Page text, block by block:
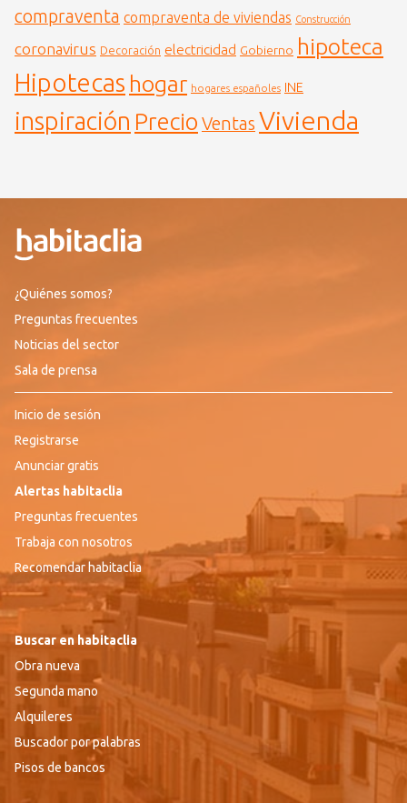
compraventa compraventa de viviendas Construcción
coronavirus Decoración electricidad Gobierno hipoteca
Hipotecas hogar hogares españoles INE
inspiración Precio Ventas Vivienda
¿Quiénes somos?
Preguntas frecuentes
Noticias del sector
Sala de prensa
Inicio de sesión
Registrarse
Anunciar gratis
Alertas habitaclia
Preguntas frecuentes
Trabaja con nosotros
Recomendar habitaclia
Buscar en habitaclia
Obra nueva
Segunda mano
Alquileres
Buscador por palabras
Pisos de bancos